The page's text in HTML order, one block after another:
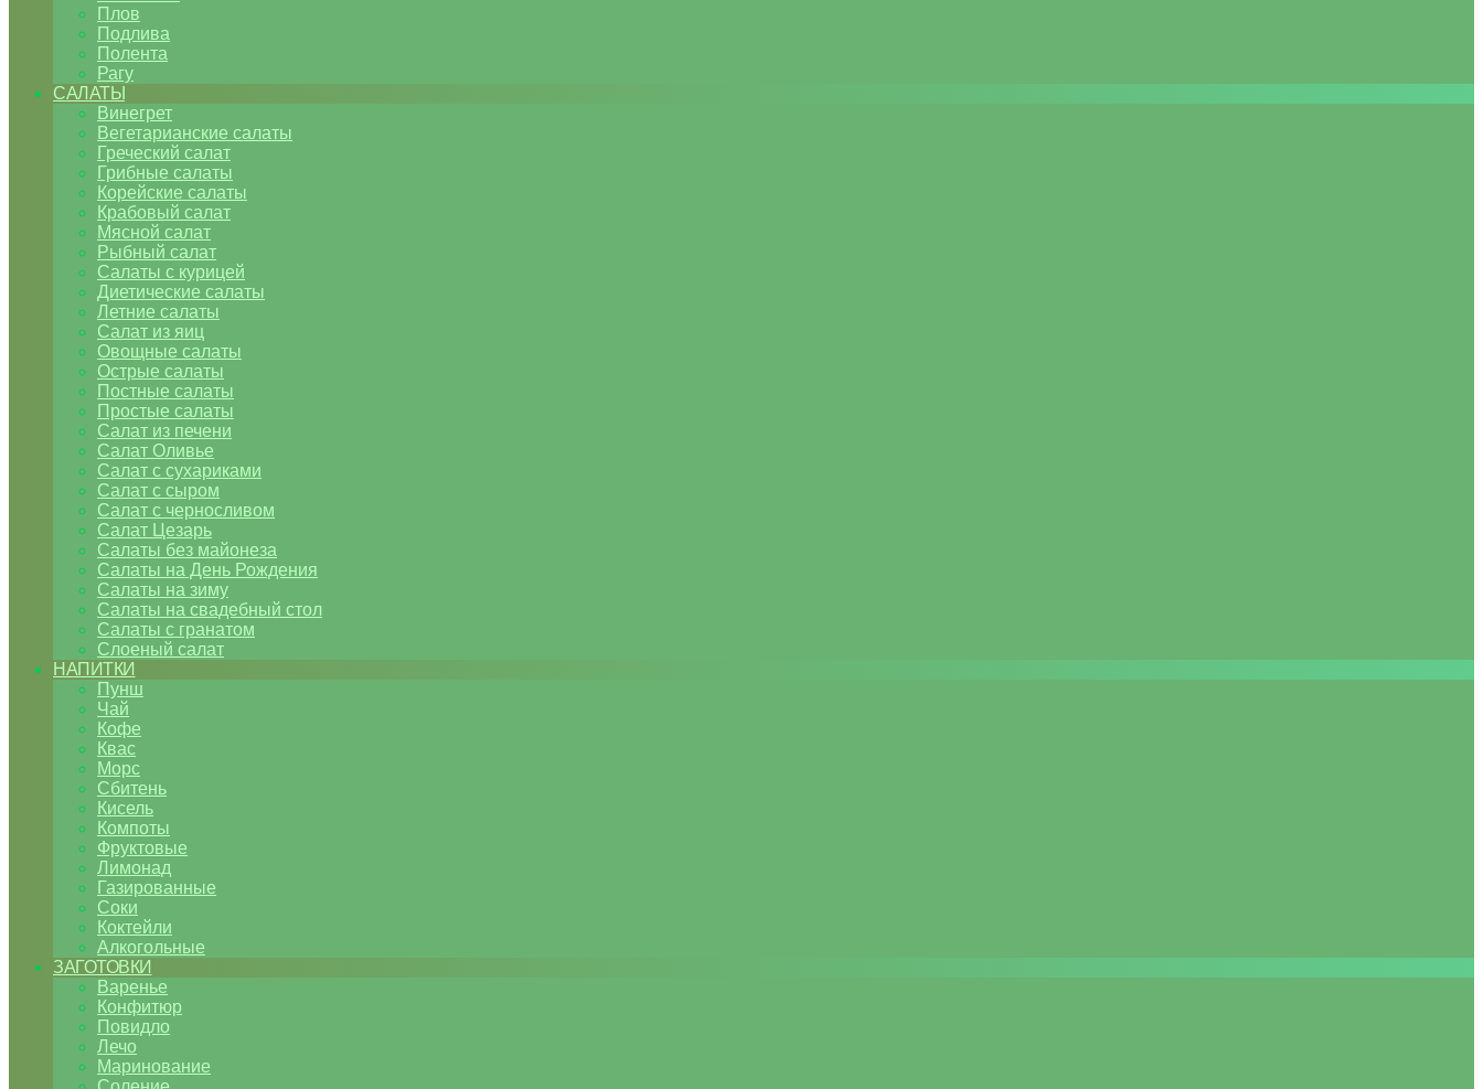
Плов
Подлива
Полента
Рагу
САЛАТЫ
Винегрет
Вегетарианские салаты
Греческий салат
Грибные салаты
Корейские салаты
Крабовый салат
Мясной салат
Рыбный салат
Салаты с курицей
Диетические салаты
Летние салаты
Салат из яиц
Овощные салаты
Острые салаты
Постные салаты
Простые салаты
Салат из печени
Салат Оливье
Салат с сухариками
Салат с сыром
Салат с черносливом
Салат Цезарь
Салаты без майонеза
Салаты на День Рождения
Салаты на зиму
Салаты на свадебный стол
Салаты с гранатом
Слоеный салат
НАПИТКИ
Пунш
Чай
Кофе
Квас
Морс
Сбитень
Кисель
Компоты
Фруктовые
Лимонад
Газированные
Соки
Коктейли
Алкогольные
ЗАГОТОВКИ
Варенье
Конфитюр
Повидло
Лечо
Маринование